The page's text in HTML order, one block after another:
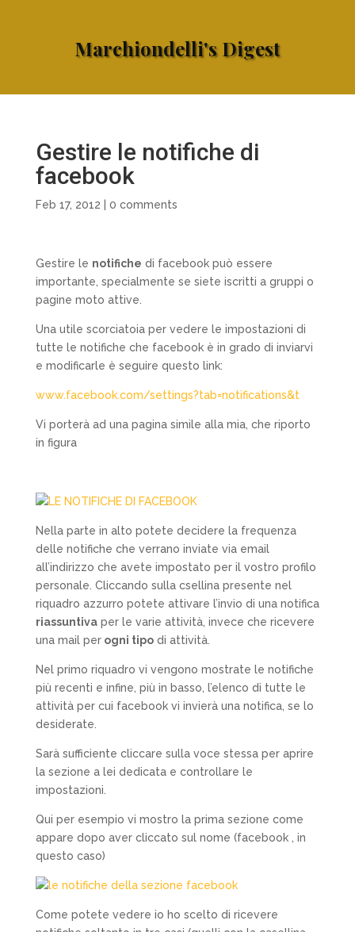
Marchiondelli's Digest
Gestire le notifiche di
facebook
Feb 17, 2012 0 comments
Gestire le notifiche di facebook può essere
importante, specialmente se siete iscritti a gruppi o
pagine moto attive.
Una utile scorciatoia per vedere le impostazioni di
tutte le notifiche che facebook è in grado di inviarvi
e modificarle è seguire questo link:
www.facebook.com/settings?tab=notifications&t
Vi porterà ad una pagina simile alla mia, che riporto
in figura
Nella parte in alto potete decidere la frequenza
delle notifiche che verrano inviate via email
all’indirizzo che avete impostato per il vostro profilo
personale. Cliccando sulla csellina presente nel
riquadro azzurro potete attivare l’invio di una notifica
riassuntivaper le varie attività, invece che ricevere
una mail perogni tipodi attività.
Nel primo riquadro vi vengono mostrate le notifiche
più recenti e infine, più in basso, l’elenco di tutte le
attività per cui facebook vi invierà una notifica, se lo
desiderate.
Sarà sufficiente cliccare sulla voce stessa per aprire
la sezione a lei dedicata e controllare le
impostazioni.
Qui per esempio vi mostro la prima sezione come
appare dopo aver cliccato sul nome (facebook , in
questo caso)
Come potete vedere io ho scelto di ricevere